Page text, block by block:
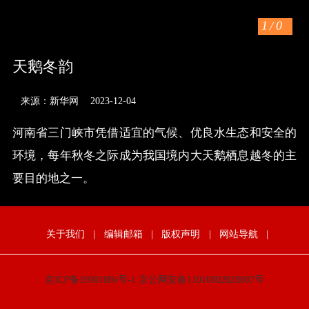
1 /0
天鹅冬韵
来源：新华网 2023-12-04
河南省三门峡市凭借适宜的气候、优良水生态和安全的
环境，每年秋冬之际成为我国境内大天鹅栖息越冬的主
要目的地之一。
关于我们 | 编辑邮箱 | 版权声明 | 网站导航 |
京ICP备19001086号-1 京公网安备11010802028087号